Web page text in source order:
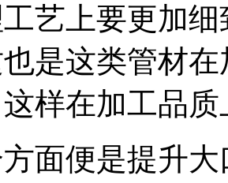
艺上要更加
是这类管材
样在加工品
面便是提升